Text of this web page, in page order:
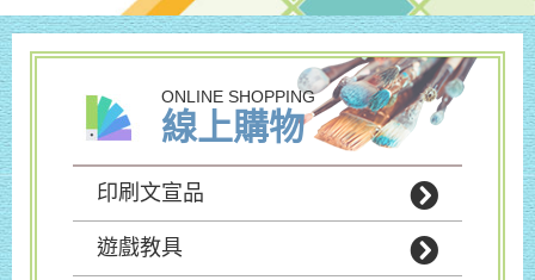
ONLINE SHOPPING
線上購物
印刷文宣品
遊戲教具